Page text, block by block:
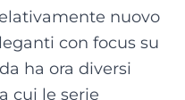
nuovo
con focus su
ha ora diversi
cui le serie